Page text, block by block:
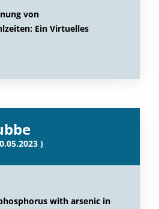
von
Ein Virtuelles
)
with arsenic in